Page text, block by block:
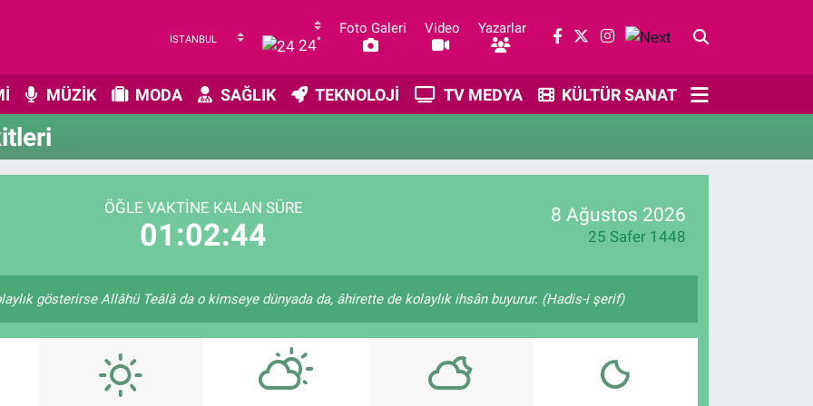
24°
Foto Galeri Video Yazarlar
MÜZİK MODA SAĞLIK TEKNOLOJİ TV MEDYA KÜLTÜR SANAT
ÖĞLE VAKTINE KALAN SÜRE
01:02:44
8 Ağustos 2026
25 Safer 1448
gösterirse Allâhü Teâlâ da o kimseye dünyada da, âhirette de kolaylık ihsân buyurur. (Hadis-i şerif)